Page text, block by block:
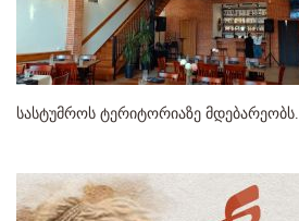
სასტუმროს ტერიტორიაზე მდებარეობს.